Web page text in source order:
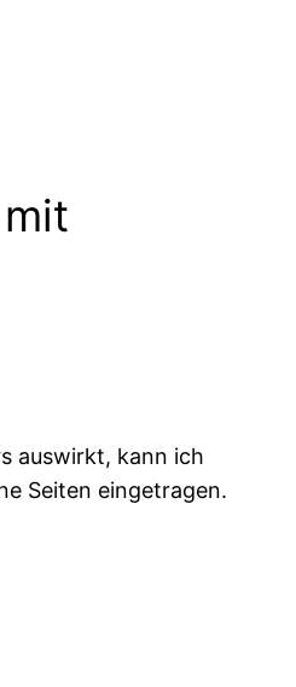
auswirkt, kann ich
Seiten eingetragen.